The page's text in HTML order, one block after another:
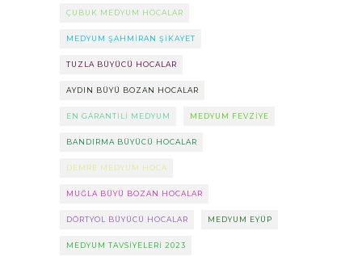
ÇUBUK MEDYUM HOCALAR
MEDYUM ŞAHMIRAN ŞIKAYET
TUZLA BÜYÜCÜ HOCALAR
AYDIN BÜYÜ BOZAN HOCALAR
EN GARANTILI MEDYUM MEDYUM FEVZIYE
BANDIRMA BÜYÜCÜ HOCALAR
DEMRE MEDYUM HOCA
MUĞLA BÜYÜ BOZAN HOCALAR
DÖRTYOL BÜYÜCÜ HOCALAR MEDYUM EYÜP
MEDYUM TAVSIYELERI 2023